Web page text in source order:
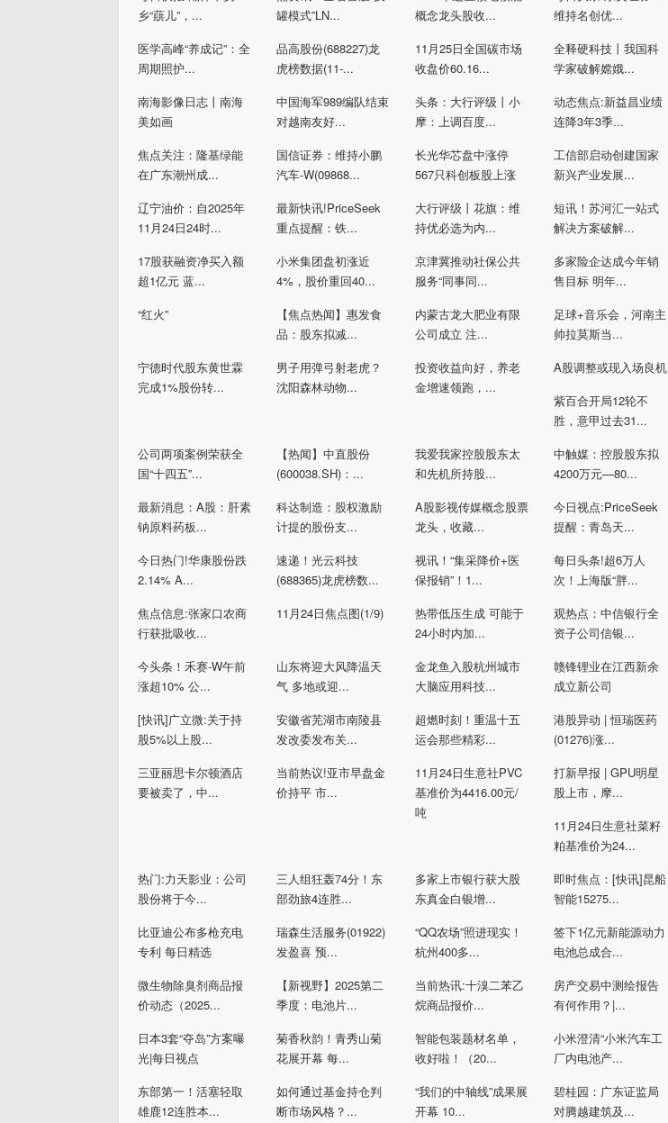
乡“蕻儿”，...
罐模式”LN...
概念龙头股收...
维持名创优...
医学高峰“养成记”：全
周期照护...
品高股份(688227)龙
虎榜数据(11-...
11月25日全国碳市场
收盘价60.16...
全释硬科技丨我国科
学家破解嫦娥...
南海影像日志丨南海
美如画
中国海军989编队结束
对越南友好...
头条：大行评级丨小
摩：上调百度...
动态焦点:新益昌业绩
连降3年3季...
焦点关注：隆基绿能
在广东潮州成...
国信证券：维持小鹏
汽车-W(09868...
长光华芯盘中涨停
567只科创板股上涨
工信部启动创建国家
新兴产业发展...
辽宁油价：自2025年
11月24日24时...
最新快讯!PriceSeek
重点提醒：铁...
大行评级丨花旗：维
持优必选为内...
短讯！苏河汇一站式
解决方案破解...
17股获融资净买入额
超1亿元 蓝...
小米集团盘初涨近
4%，股价重回40...
京津冀推动社保公共
服务“同事同...
多家险企达成今年销
售目标 明年...
“红火”
【焦点热闻】惠发食
品：股东拟减...
内蒙古龙大肥业有限
公司成立 注...
足球+音乐会，河南主
帅拉莫斯当...
宁德时代股东黄世霖
完成1%股份转...
男子用弹弓射老虎？
沈阳森林动物...
投资收益向好，养老
金增速领跑，...
A股调整或现入场良机
紫百合开局12轮不
胜，意甲过去31...
公司两项案例荣获全
国“十四五”...
【热闻】中直股份
(600038.SH)：...
我爱我家控股股东太
和先机所持股...
中触媒：控股股东拟
4200万元—80...
最新消息：A股：肝素
钠原料药板...
科达制造：股权激励
计提的股份支...
A股影视传媒概念股票
龙头，收藏...
今日视点:PriceSeek
提醒：青岛天...
今日热门!华康股份跌
2.14% A...
速递！光云科技
(688365)龙虎榜数...
视讯！“集采降价+医
保报销”！1...
每日头条!超6万人
次！上海版“胖...
焦点信息:张家口农商
行获批吸收...
11月24日焦点图(1/9)
热带低压生成 可能于
24小时内加...
观热点：中信银行全
资子公司信银...
今头条！禾赛-W午前
涨超10% 公...
山东将迎大风降温天
气 多地或迎...
金龙鱼入股杭州城市
大脑应用科技...
赣锋锂业在江西新余
成立新公司
[快讯]广立微:关于持
股5%以上股...
安徽省芜湖市南陵县
发改委发布关...
超燃时刻！重温十五
运会那些精彩...
港股异动 | 恒瑞医药
(01276)涨...
三亚丽思卡尔顿酒店
要被卖了，中...
当前热议!亚市早盘金
价持平 市...
11月24日生意社PVC
基准价为4416.00元/
吨
打新早报 | GPU明星
股上市，摩...
11月24日生意社菜籽
粕基准价为24...
热门:力天影业：公司
股份将于今...
三人组狂轰74分！东
部劲旅4连胜...
多家上市银行获大股
东真金白银增...
即时焦点：[快讯]昆船
智能15275...
比亚迪公布多枪充电
专利 每日精选
瑞森生活服务(01922)
发盈喜 预...
“QQ农场”照进现实！
杭州400多...
签下1亿元新能源动力
电池总成合...
微生物除臭剂商品报
价动态（2025...
【新视野】2025第二
季度：电池片...
当前热讯:十溴二苯乙
烷商品报价...
房产交易中测绘报告
有何作用？|...
日本3套“夺岛”方案曝
光|每日视点
菊香秋韵！青秀山菊
花展开幕 每...
智能包装题材名单，
收好啦！（20...
小米澄清“小米汽车工
厂内电池产...
东部第一！活塞轻取
雄鹿12连胜本...
如何通过基金持仓判
断市场风格？...
“我们的中轴线”成果展
开幕 10...
碧桂园：广东证监局
对腾越建筑及...